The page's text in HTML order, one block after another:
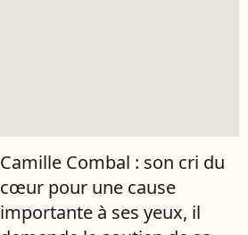
Camille Combal : son cri du
cœur pour une cause
importante à ses yeux, il